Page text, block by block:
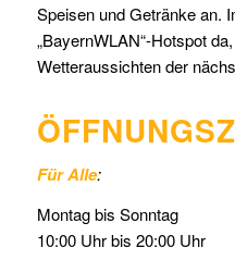
Speisen und Getränke an.
„BayernWLAN“-Hotspot
Wetteraussichten der
Für Alle:
Montag bis Sonntag
10:00 Uhr bis 20:00 Uhr